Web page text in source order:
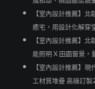
【室內設計推薦】
癒宅，用設計化解穿
【室內設計推薦】
能照明 X 田園窗景，
【室內設計推薦】
工材質堆疊 高級訂製